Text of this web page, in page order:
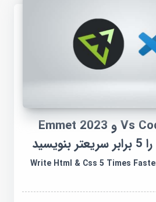
آموزش با Vs Code و Emmet 2023
Write Html & Css 5 Times